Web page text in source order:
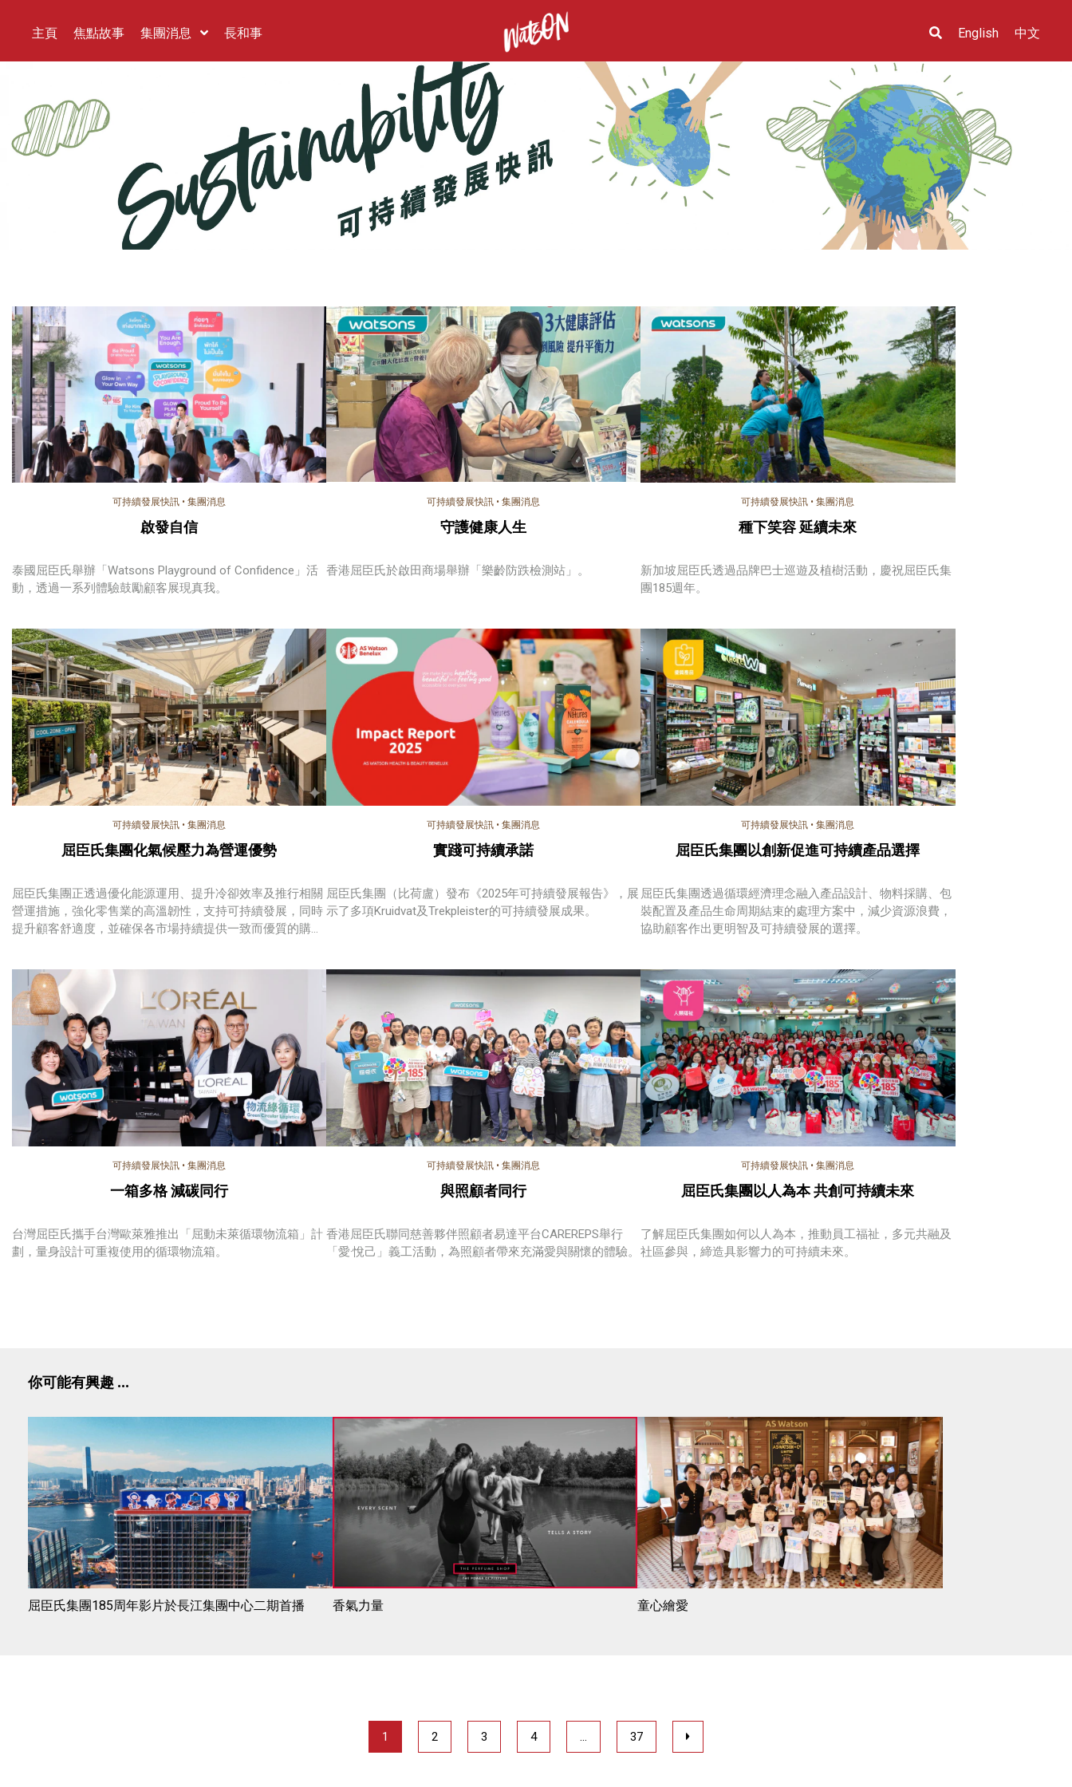
主頁 焦點故事 集團消息 長和事 English 中文
可持續發展快訊 •集團消息
啟發自信
泰國屈臣氏舉辦「Watsons Playground of Confidence」活
動，透過一系列體驗鼓勵顧客展現真我。
可持續發展快訊 •集團消息
守護健康人生
香港屈臣氏於啟田商場舉辦「樂齡防跌檢測站」。
可持續發展快訊 •集團消息
種下笑容 延續未來
新加坡屈臣氏透過品牌巴士巡遊及植樹活動，慶祝屈臣氏集
團185週年。
可持續發展快訊 •集團消息
屈臣氏集團化氣候壓力為營運優勢
屈臣氏集團正透過優化能源運用、提升冷卻效率及推行相關
營運措施，強化零售業的高溫韌性，支持可持續發展，同時
提升顧客舒適度，並確保各市場持續提供一致而優質的購物
可持續發展快訊 •集團消息
實踐可持續承諾
屈臣氏集團（比荷盧）發布《2025年可持續發展報告》，展
示了多項Kruidvat及Trekpleister的可持續發展成果。
可持續發展快訊 •集團消息
屈臣氏集團以創新促進可持續產品選擇
屈臣氏集團透過循環經濟理念融入產品設計、物料採購、包
裝配置及產品生命周期結束的處理方案中，減少資源浪費，
協助顧客作出更明智及可持續發展的選擇。
可持續發展快訊 •集團消息
一箱多格 減碳同行
台灣屈臣氏攜手台灣歐萊雅推出「屈動未萊循環物流箱」計
劃，量身設計可重複使用的循環物流箱。
可持續發展快訊 •集團消息
與照顧者同行
香港屈臣氏聯同慈善夥伴照顧者易達平台CAREREPS舉行
「愛·悅己」義工活動，為照顧者帶來充滿愛與關懷的體驗。
可持續發展快訊 •集團消息
屈臣氏集團以人為本 共創可持續未來
了解屈臣氏集團如何以人為本，推動員工福祉，多元共融及
社區參與，締造具影響力的可持續未來。
你可能有興趣 ...
屈臣氏集團185周年影片於長江集團中心二期首播 香氣力量 童心繪愛
1 2 3 4 … 37